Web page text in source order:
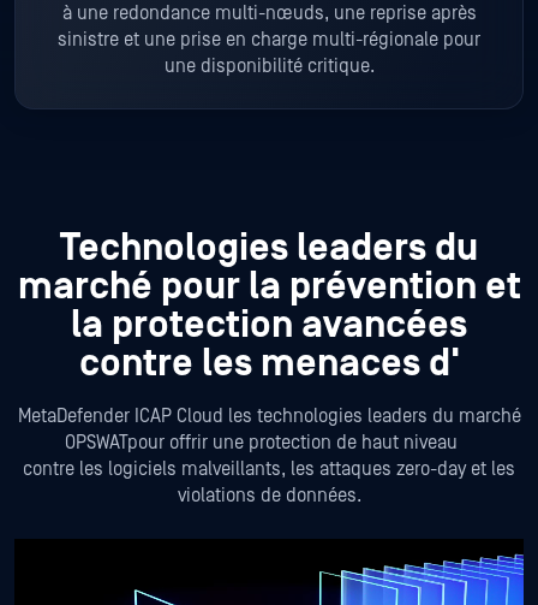
à une redondance multi-nœuds, une reprise après
sinistre et une prise en charge multi-régionale pour
une disponibilité critique.
Technologies leaders du
marché pour la prévention et
la protection avancées
contre les menaces d'
MetaDefender ICAP Cloud les technologies leaders du marché
OPSWATpour offrir une protection de haut niveau
contre les logiciels malveillants, les attaques zero-day et les
violations de données.